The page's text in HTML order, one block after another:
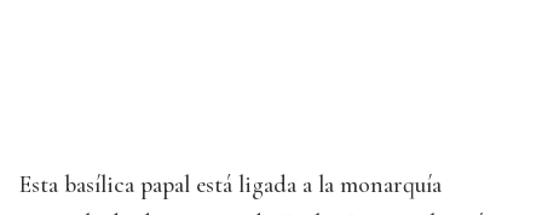
Esta basílica papal está ligada a la monarquía